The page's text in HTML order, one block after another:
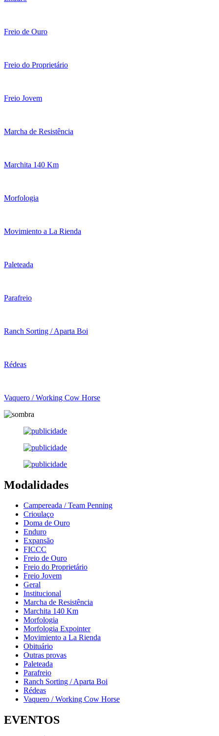
Freio de Ouro
Freio do Proprietário
Freio Jovem
Marcha de Resistência
Marchita 140 Km
Morfologia
Movimiento a La Rienda
Paleteada
Parafreio
Ranch Sorting / Aparta Boi
Rédeas
Vaquero / Working Cow Horse
Modalidades
Campereada / Team Penning
Crioulaço
Doma de Ouro
Enduro
Expansão
FICCC
Freio de Ouro
Freio do Proprietário
Freio Jovem
Geral
Institucional
Marcha de Resistência
Marchita 140 Km
Morfologia
Morfologia Expointer
Movimiento a La Rienda
Obituário
Outras provas
Paleteada
Parafreio
Ranch Sorting / Aparta Boi
Rédeas
Vaquero / Working Cow Horse
EVENTOS